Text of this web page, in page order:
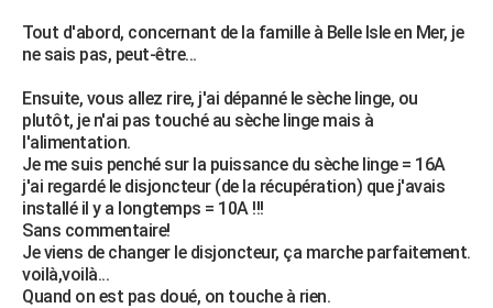
Tout d'abord, concernant de la famille à Belle Isle en Mer, je
ne sais pas, peut-être...
Ensuite, vous allez rire, j'ai dépanné le sèche linge, ou
plutôt, je n'ai pas touché au sèche linge mais à
l'alimentation.
Je me suis penché sur la puissance du sèche linge = 16A
j'ai regardé le disjoncteur (de la récupération) que j'avais
installé il y a longtemps = 10A !!!
Sans commentaire!
Je viens de changer le disjoncteur, ça marche parfaitement.
voilà,voilà...
Quand on est pas doué, on touche à rien.